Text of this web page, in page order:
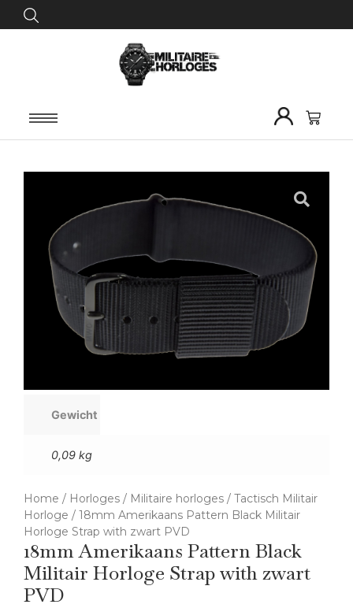
Gewicht
0,09 kg
Home / Horloges / Militaire horloges / Tactisch Militair
Horloge / 18mm Amerikaans Pattern Black Militair
Horloge Strap with zwart PVD
18mm Amerikaans Pattern Black
Militair Horloge Strap with zwart
PVD